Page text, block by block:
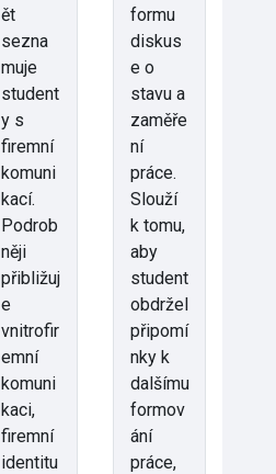
ět
sezna
muje
student
y s
firemní
komuni
kací.
Podrob
něji
přibližuj
e
vnitrofir
emní
komuni
kaci,
firemní
identitu
formu
diskus
e o
stavu a
zaměře
ní
práce.
Slouží
k tomu,
aby
student
obdržel
připomí
nky k
dalšímu
formov
ání
práce,